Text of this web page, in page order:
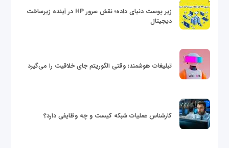
زیر پوست دنیای داده؛ نقش سرور HP در آینده زیرساخت
دیجیتال
تبلیغات هوشمند؛ وقتی الگوریتم جای خلاقیت را می‌گیرد
کارشناس عملیات شبکه کیست و چه وظایفی دارد؟